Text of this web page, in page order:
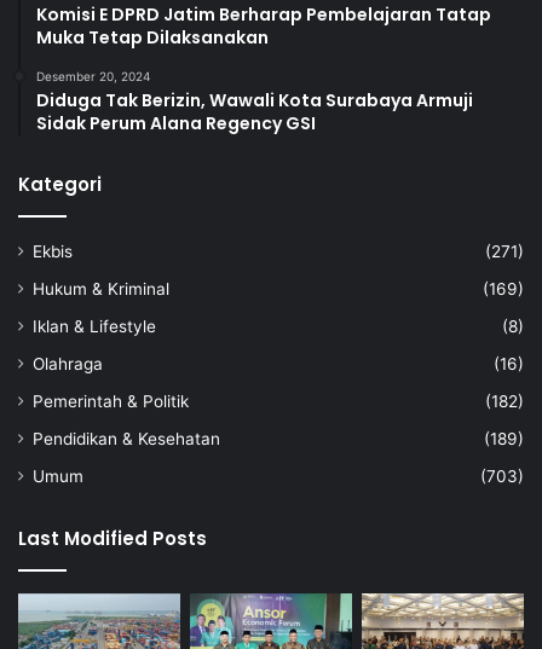
Komisi E DPRD Jatim Berharap Pembelajaran Tatap
Muka Tetap Dilaksanakan
Desember 20, 2024
Diduga Tak Berizin, Wawali Kota Surabaya Armuji
Sidak Perum Alana Regency GSI
Kategori
Ekbis
(271)
Hukum & Kriminal
(169)
Iklan & Lifestyle
(8)
Olahraga
(16)
Pemerintah & Politik
(182)
Pendidikan & Kesehatan
(189)
Umum
(703)
Last Modified Posts